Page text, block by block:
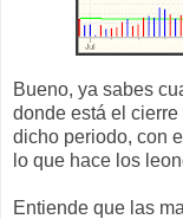
Bueno, ya sabes
donde está el
dicho periodo, con
lo que hace los
Entiende que las